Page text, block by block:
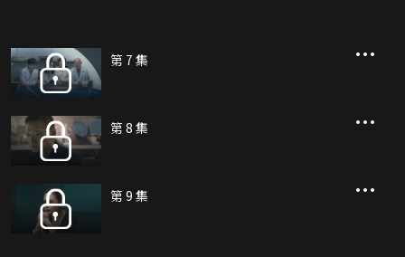
第 7 集
第 8 集
第 9 集